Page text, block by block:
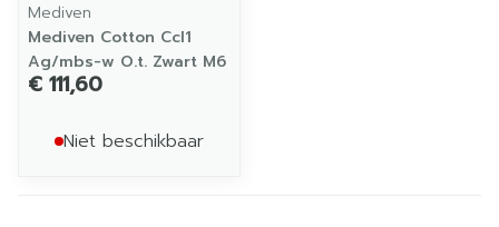
Mediven
Mediven Cotton Ccl1
Ag/mbs-w O.t. Zwart M6
€ 111,60
Niet beschikbaar